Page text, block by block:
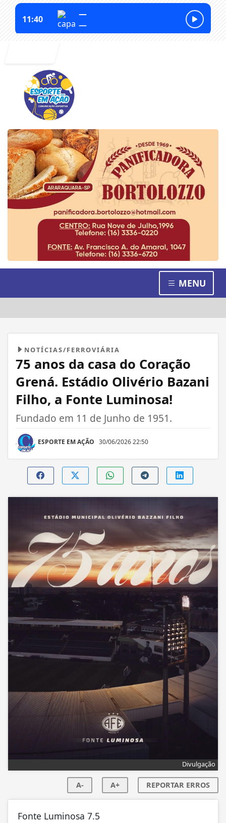
MENU
NOTÍCIAS/FERROVIÁRIA
75 anos da casa do Coração
Grená. Estádio Olivério Bazani
Filho, a Fonte Luminosa!
Fundado em 11 de Junho de 1951.
ESPORTE EM AÇÃO 30/06/2026 22:50
Divulgação
A- A+ REPORTAR ERROS
Fonte Luminosa 7.5